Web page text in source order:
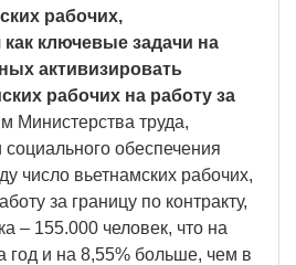
рабочих,
ключевые задачи на
активизировать
рабочих на работу за
Министерства труда,
обеспечения
число вьетнамских рабочих,
за границу по контракту,
– 155.000 человек, что на
и на 8,55% больше, чем в